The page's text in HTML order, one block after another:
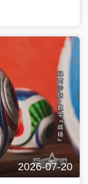
2026-07-20